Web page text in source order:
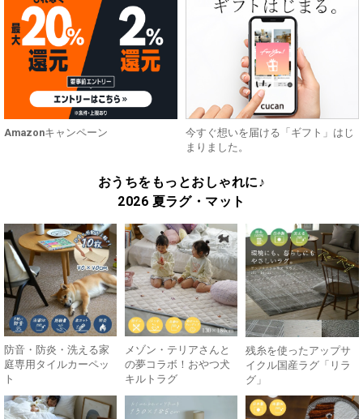
Amazonキャンペーン
今すぐ想いを届ける「ギフト」はじ
まりました。
おうちをもっとおしゃれに♪
2026 夏ラグ・マット
防音・防炎・洗える家
庭専用タイルカーペッ
ト
メゾン・テリアさんと
の夢コラボ！おやつ犬
キルトラグ
残糸を使ったアップサ
イクル国産ラグ「リラ
グ」